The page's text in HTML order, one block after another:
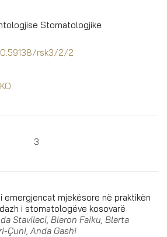
Stomatologjike
rsk3/2/2
3
emergjencat mjekësore në praktikën
i stomatologëve kosovarë
Stavileci, Bleron Faiku, Blerta
Çuni, Anda Gashi